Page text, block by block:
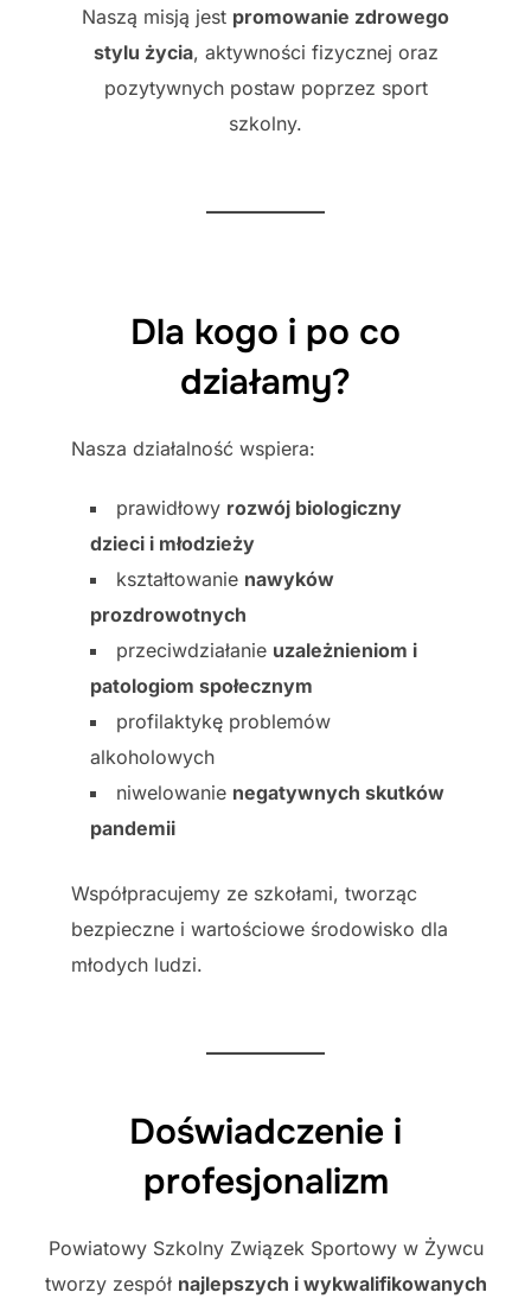
Naszą misją jest promowanie zdrowego
stylu życia, aktywności fizycznej oraz
pozytywnych postaw poprzez sport
szkolny.
Dla kogo i po co
działamy?
Nasza działalność wspiera:
prawidłowy rozwój biologiczny
dzieci i młodzieży
kształtowanie nawyków
prozdrowotnych
przeciwdziałanie uzależnieniom i
patologiom społecznym
profilaktykę problemów
alkoholowych
niwelowanie negatywnych skutków
pandemii
Współpracujemy ze szkołami, tworząc
bezpieczne i wartościowe środowisko dla
młodych ludzi.
Doświadczenie i
profesjonalizm
Powiatowy Szkolny Związek Sportowy w Żywcu
tworzy zespół najlepszych i wykwalifikowanych